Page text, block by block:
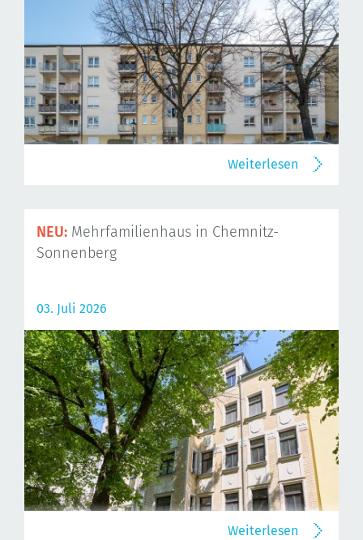
Weiterlesen
NEU: Mehrfamilienhaus in Chemnitz-
Sonnenberg
03. Juli 2026
Weiterlesen